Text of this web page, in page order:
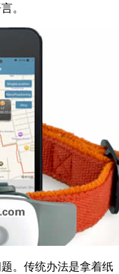
。
。传统办法是拿着纸